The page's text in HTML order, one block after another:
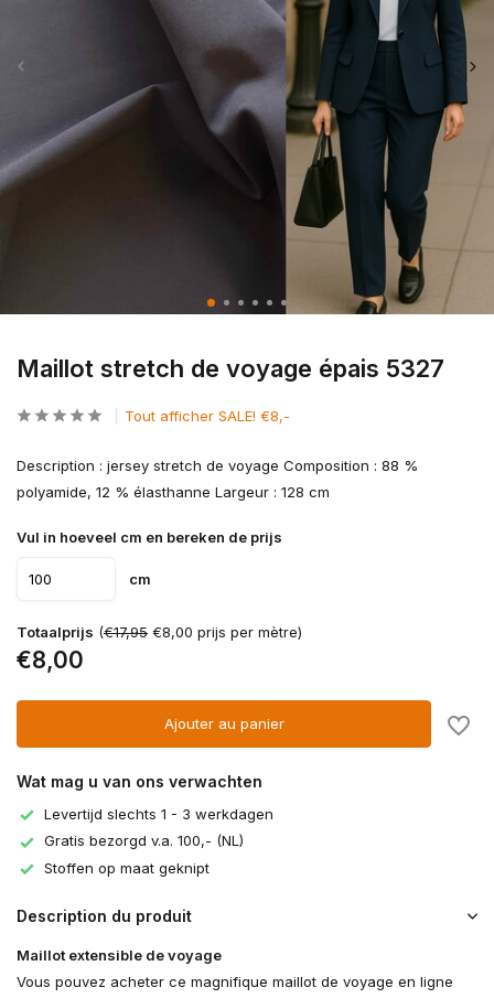
Maillot stretch de voyage épais 5327
Tout afficher SALE! €8,-
Description : jersey stretch de voyage Composition : 88 %
polyamide, 12 % élasthanne Largeur : 128 cm
Vul in hoeveel cm en bereken de prijs
cm
Totaalprijs (€17,95 €8,00 prijs per mètre)
€8,00
Ajouter au panier
Wat mag u van ons verwachten
Levertijd slechts 1 - 3 werkdagen
Gratis bezorgd v.a. 100,- (NL)
Stoffen op maat geknipt
Description du produit
Maillot extensible de voyage
Vous pouvez acheter ce magnifique maillot de voyage en ligne